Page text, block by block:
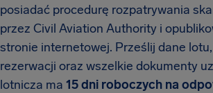
posiadać procedurę rozpatrywania
przez Civil Aviation Authority i
stronie internetowej. Prześlij dane
rezerwacji oraz wszelkie dokumenty
lotnicza ma 15 dni roboczych na